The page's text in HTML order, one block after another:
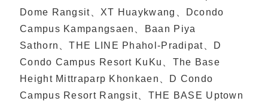
Dome Rangsit、XT Huaykwang、Dcondo
Campus Kampangsaen、Baan Piya
Sathorn、THE LINE Phahol-Pradipat、D
Condo Campus Resort KuKu、The Base
Height Mittraparp Khonkaen、D Condo
Campus Resort Rangsit、THE BASE Uptown